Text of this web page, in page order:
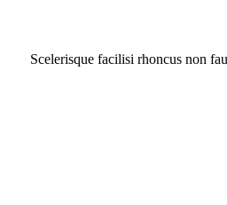
Scelerisque facilisi rhoncus non